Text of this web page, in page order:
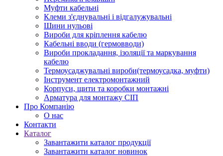
Муфти кабельні
Клеми з'єднувальні і відгалужувальні
Шини нульові
Вироби для кріплення кабелю
Кабельні вводи (гермовводи)
Вироби прокладання, iзоляції та маркування
кабелю
Термоусаджувальні вироби(термоусадка, муфти)
Інструмент електромонтажний
Корпуси, щити та коробки монтажні
Арматура для монтажу СІП
Про Компанію
О нас
Контакти
Каталог
Завантажити каталог продукції
Завантажити каталог новинок